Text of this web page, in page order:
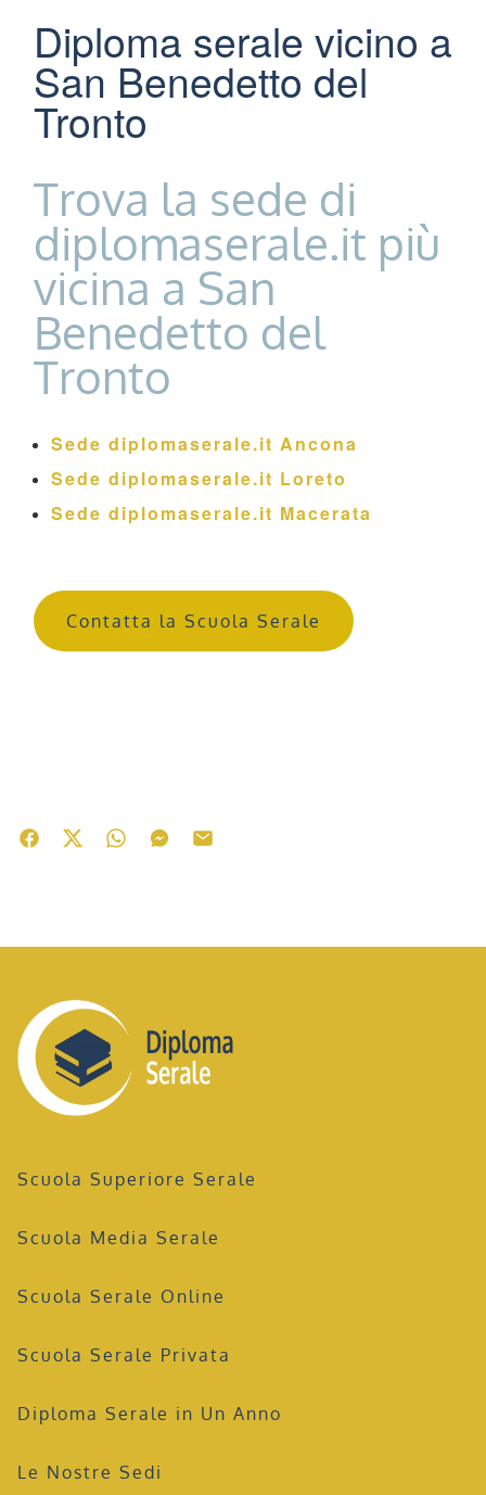
Diploma serale vicino a
San Benedetto del
Tronto
Trova la sede di
diplomaserale.it più
vicina a San
Benedetto del
Tronto
Sede diplomaserale.it Ancona
Sede diplomaserale.it Loreto
Sede diplomaserale.it Macerata
Contatta la Scuola Serale
Scuola Superiore Serale
Scuola Media Serale
Scuola Serale Online
Scuola Serale Privata
Diploma Serale in Un Anno
Le Nostre Sedi